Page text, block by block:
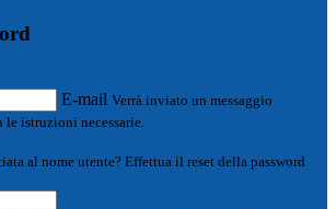
E-mail Verrà inviato un messaggio
istruzioni necessarie.
al nome utente? Effettua il reset della password